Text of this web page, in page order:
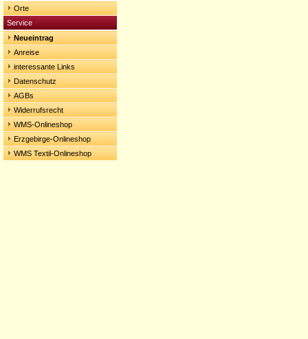
Orte
Service
Neueintrag
Anreise
interessante Links
Datenschutz
AGBs
Widerrufsrecht
WMS-Onlineshop
Erzgebirge-Onlineshop
WMS Textil-Onlineshop